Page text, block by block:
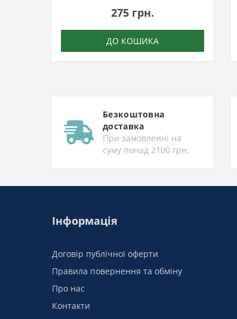
275 грн.
ДО КОШИКА
Безкоштовна
доставка
При замовленні на
суму понад 2100 грн.
Інформація
Договір публічної оферти
Правила повернення та обміну
Про нас
Контакти